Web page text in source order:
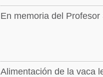
En memoria del
Alimentación de la vaca